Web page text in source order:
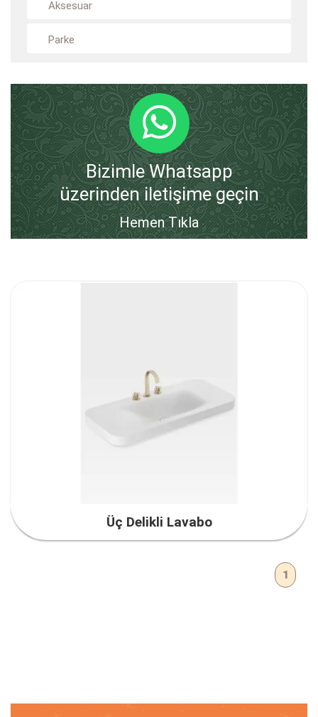
Aksesuar
Parke
Bizimle Whatsapp
üzerinden iletişime geçin
Hemen Tıkla
Üç Delikli Lavabo
1